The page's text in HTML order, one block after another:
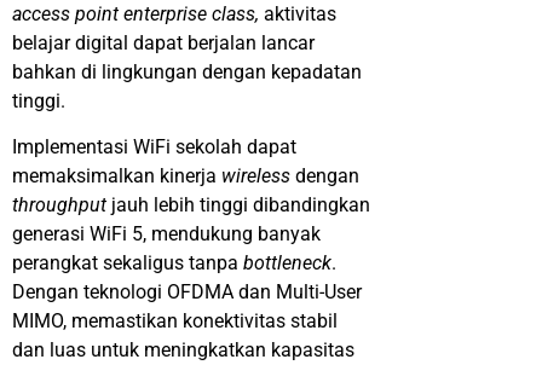
access point enterprise class, aktivitas
belajar digital dapat berjalan lancar
bahkan di lingkungan dengan kepadatan
tinggi.
Implementasi WiFi sekolah dapat
memaksimalkan kinerja wireless dengan
throughput jauh lebih tinggi dibandingkan
generasi WiFi 5, mendukung banyak
perangkat sekaligus tanpa bottleneck.
Dengan teknologi OFDMA dan Multi-User
MIMO, memastikan konektivitas stabil
dan luas untuk meningkatkan kapasitas